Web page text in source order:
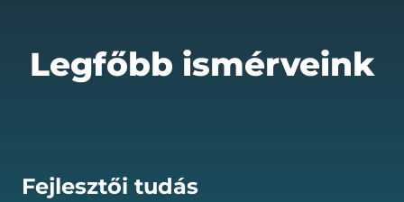
Legfőbb ismérveink
Fejlesztői tudás